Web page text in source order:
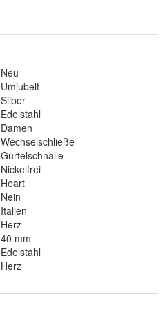
Neu
Umjubelt
Silber
Edelstahl
Damen
Wechselschließe
Gürtelschnalle
Nickelfrei
Heart
Nein
Italien
Herz
40 mm
Edelstahl
Herz